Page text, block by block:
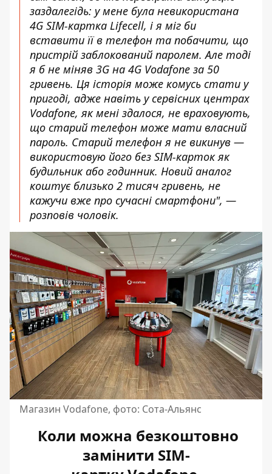
заздалегідь: у мене була невикористана
4G SIM-картка Lifecell, і я міг би
вставити її в телефон та побачити, що
пристрій заблокований паролем. Але тоді
я б не міняв 3G на 4G Vodafone за 50
гривень. Ця історія може комусь стати у
пригоді, адже навіть у сервісних центрах
Vodafone, як мені здалося, не враховують,
що старий телефон може мати власний
пароль. Старий телефон я не викинув —
використовую його без SIM-карток як
будильник або годинник. Новий аналог
коштує близько 2 тисяч гривень, не
кажучи вже про сучасні смартфони", —
розповів чоловік.
Магазин Vodafone, фото: Сота-Альянс
Коли можна безкоштовно
замінити SIM-